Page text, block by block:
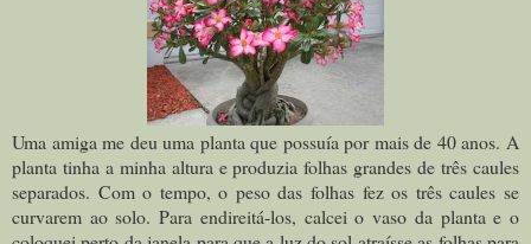
Uma amiga me deu uma planta que possuía por mais de 40 anos. A
planta tinha a minha altura e produzia folhas grandes de três caules
separados. Com o tempo, o peso das folhas fez os três caules se
curvarem ao solo. Para endireitá-los, calcei o vaso da planta e o